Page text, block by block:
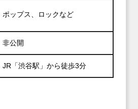
ポップス、ロックなど
非公開
JR「渋谷駅」から徒歩3分